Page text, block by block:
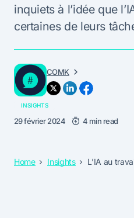
inquiets à l’idée que
certaines de leurs
COMK
INSIGHTS
29 février 2024 4 min read
Home Insights L’IA au